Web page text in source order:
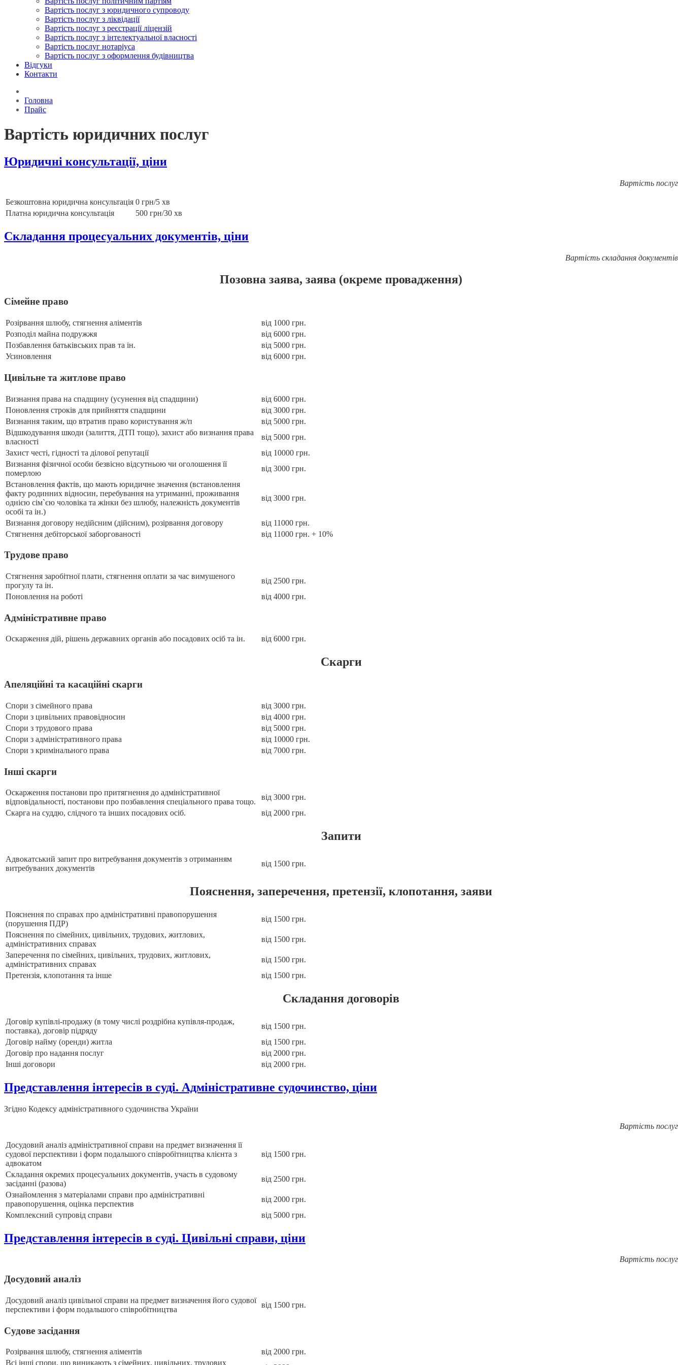
Вартість послуг з юридичного супроводу
Вартість послуг з ліквідації
Вартість послуг з реєстрації ліцензій
Вартість послуг з інтелектуальної власності
Вартість послуг нотаріуса
Вартість послуг з оформлення будівництва
Відгуки
Контакти
Головна
Прайс
Вартість юридичних послуг
Юридичні консультації, ціни
Вартість послуг
Безкоштовна юридична консультація 0 грн/5 хв
Платна юридична консультація
500 грн/30 хв
Складання процесуальних документів, ціни
Вартість складання документів
Позовна заява, заява (окреме провадження)
Сімейне право
Розірвання шлюбу, стягнення аліментів
від 1000 грн.
Розподіл майна подружжя
від 6000 грн.
Позбавлення батьківських прав та ін.
від 5000 грн.
Усиновлення
від 6000 грн.
Цивільне та житлове право
Визнання права на спадщину (усунення від спадщини)
від 6000 грн.
Поновлення строків для прийняття спадщини
від 3000 грн.
Визнання таким, що втратив право користування ж/п
від 5000 грн.
Відшкодування шкоди (залиття, ДТП тощо), захист або визнання права
власності
від 5000 грн.
Захист честі, гідності та ділової репутації
від 10000 грн.
Визнання фізичної особи безвісно відсутньою чи оголошення її
померлою
від 3000 грн.
Встановлення фактів, що мають юридичне значення (встановлення
факту родинних відносин, перебування на утриманні, проживання
однією сім`єю чоловіка та жінки без шлюбу, належність документів
особі та ін.)
від 3000 грн.
Визнання договору недійсним (дійсним), розірвання договору
від 11000 грн.
Стягнення дебіторської заборгованості
від 11000 грн. + 10%
Трудове право
Стягнення заробітної плати, стягнення оплати за час вимушеного
прогулу та ін.
від 2500 грн.
Поновлення на роботі
від 4000 грн.
Адміністративне право
Оскарження дій, рішень державних органів або посадових осіб та ін. від 6000 грн.
Скарги
Апеляційні та касаційні скарги
Спори з сімейного права
від 3000 грн.
Спори з цивільних правовідносин
від 4000 грн.
Спори з трудового права
від 5000 грн.
Спори з адміністративного права
від 10000 грн.
Спори з кримінального права
від 7000 грн.
Інші скарги
Оскарження постанови про притягнення до адміністративної
відповідальності, постанови про позбавлення спеціального права тощо.
від 3000 грн.
Скарга на суддю, слідчого та інших посадових осіб.
від 2000 грн.
Запити
Адвокатський запит про витребування документів з отриманням
витребуваних документів
від 1500 грн.
Пояснення, заперечення, претензії, клопотання, заяви
Пояснення по справах про адміністративні правопорушення
(порушення ПДР)
від 1500 грн.
Пояснення по сімейних, цивільних, трудових, житлових,
адміністративних справах
від 1500 грн.
Заперечення по сімейних, цивільних, трудових, житлових,
адміністративних справах
від 1500 грн.
Претензія, клопотання та інше
від 1500 грн.
Складання договорів
Договір купівлі-продажу (в тому числі роздрібна купівля-продаж,
поставка), договір підряду
від 1500 грн.
Договір найму (оренди) житла
від 1500 грн.
Договір про надання послуг
від 2000 грн.
Інші договори
від 2000 грн.
Представлення інтересів в суді. Адміністративне судочинство, ціни
Згідно Кодексу адміністративного судочинства України
Вартість послуг
Досудовий аналіз адміністративної справи на предмет визначення її
судової перспективи і форм подальшого співробітництва клієнта з
адвокатом
від 1500 грн.
Складання окремих процесуальних документів, участь в судовому
засіданні (разова)
від 2500 грн.
Ознайомлення з матеріалами справи про адміністративні
правопорушення, оцінка перспектив
від 2000 грн.
Комплексний супровід справи
від 5000 грн.
Представлення інтересів в суді. Цивільні справи, ціни
Вартість послуг
Досудовий аналіз
Досудовий аналіз цивільної справи на предмет визначення його судової
перспективи і форм подальшого співробітництва
від 1500 грн.
Судове засідання
Розірвання шлюбу, стягнення аліментів
від 2000 грн.
Всі інші спори, що виникають з сімейних, цивільних, трудових